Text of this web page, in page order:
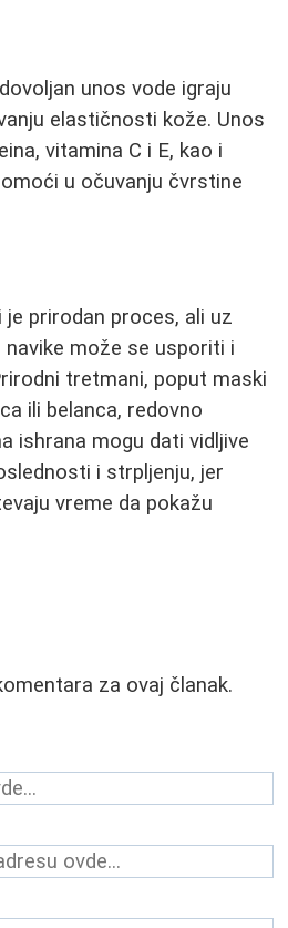
unos vode igraju
elastičnosti kože. Unos
vitamina C i E, kao i
u očuvanju čvrstine
prirodan proces, ali uz
navike može se usporiti i
tretmani, poput maski
ili belanca, redovno
ishrana mogu dati vidljive
i strpljenju, jer
vreme da pokažu
za ovaj članak.